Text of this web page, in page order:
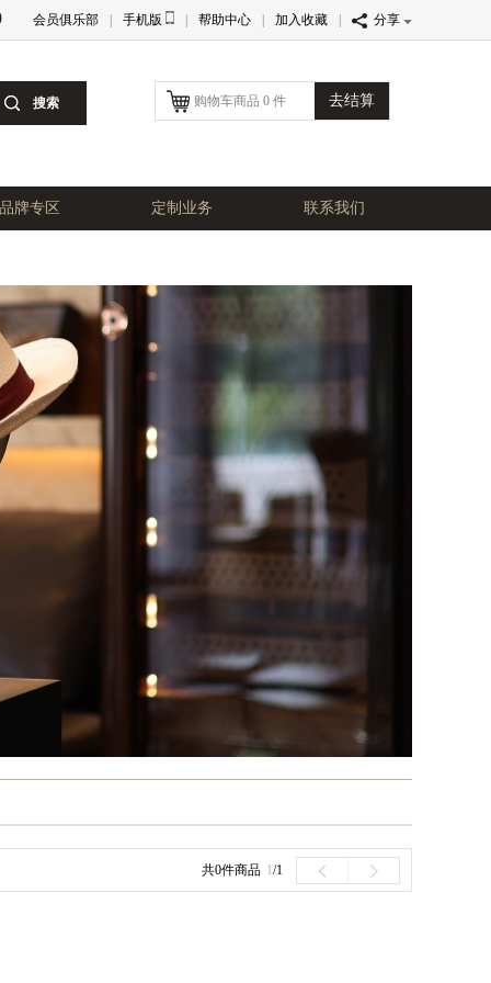
会员俱乐部 手机版 帮助中心 加入收藏 分享
购物车商品 0 件 去结算
品牌专区 定制业务 联系我们
共0件商品 1/1